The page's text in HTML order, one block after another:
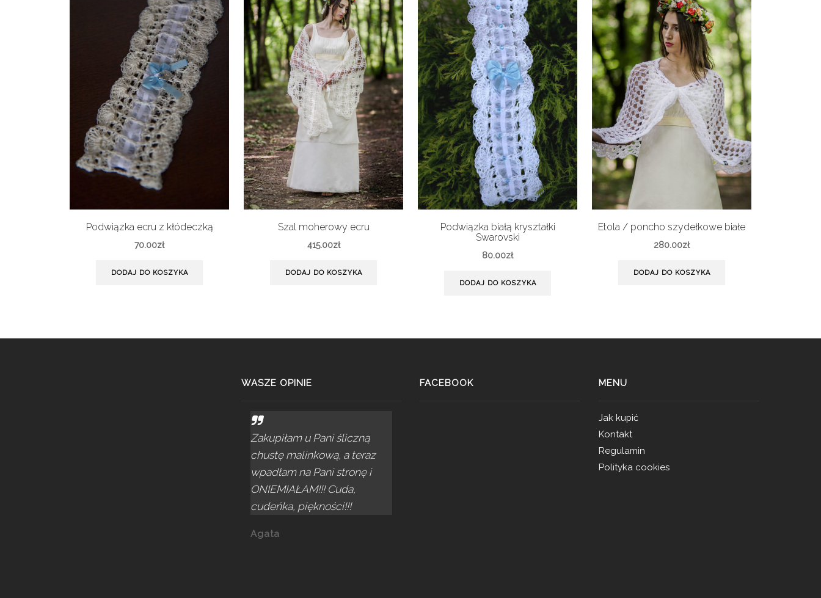
Podwiązka ecru z kłódeczką
70.00zł
DODAJ DO KOSZYKA
Szal moherowy ecru
415.00zł
DODAJ DO KOSZYKA
Podwiązka białą kryształki
Swarovski
80.00zł
DODAJ DO KOSZYKA
Etola / poncho szydełkowe białe
280.00zł
DODAJ DO KOSZYKA
WASZE OPINIE
Zakupiłam u Pani śliczną
chustę malinkową, a teraz
wpadłam na Pani stronę i
ONIEMIAŁAM!!! Cuda,
cudeńka, piękności!!!
Agata
FACEBOOK MENU
Jak kupić
Kontakt
Regulamin
Polityka cookies